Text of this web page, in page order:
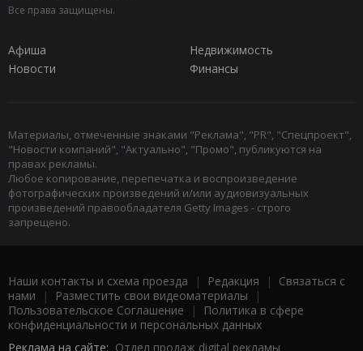
Все права защищены.
Афиша
Недвижимость
Новости
Финансы
Материалы, отмеченные знаками "Реклама", "PR", "Спецпроект",
"Новости компаний", "Актуально", "Промо", публикуются на
правах рекламы.
Любое копирование, перепечатка и воспроизведение
фотографических произведений и/или аудиовизуальных
произведений правообладателя Getty Images - строго
запрещено.
Наши контакты и схема проезда | Редакция | Связаться с
нами | Разместить свои видеоматериалы |
Пользовательское Соглашение |
Политика в сфере
конфиденциальности и персональных данных
Реклама на сайте: Отдел продаж digital рекламы